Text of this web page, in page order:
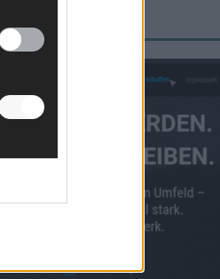
BEI UNS!